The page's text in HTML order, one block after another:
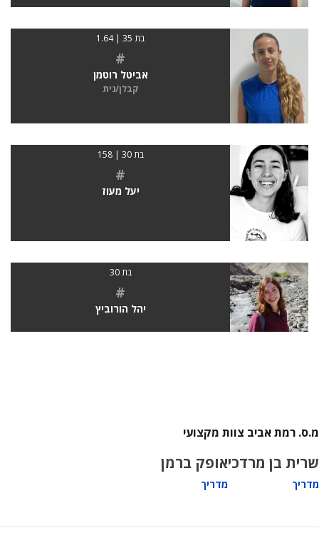
בת 35 | 1.64
#
אביטל רוטמן
קבלן/נית
בת 30 | 158
#
יעל מעוז
בת 30
#
יהל הורוביץ
מ.ס. רמת אביב צוות מקצועי
שרית בן מרדכי
מדריך
אופק ברמן
מדריך